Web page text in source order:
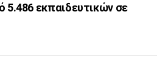
5.486 εκπαιδευτικών σε